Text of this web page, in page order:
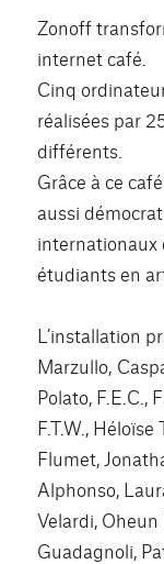
Zonoff
internet café.
Cinq
réalisées par
différents.
Grâce à ce
aussi
internationaux
étudiants en
L’installation
Marzullo,
Polato, F.E.C.,
F.T.W.,
Flumet,
Alphonso,
Velardi, Oheun
Guadagnoli,